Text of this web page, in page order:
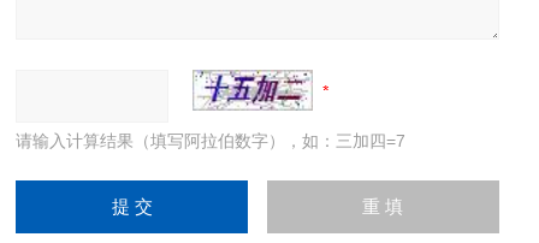
请输入计算结果（填写阿拉伯数字），如：三加四=7